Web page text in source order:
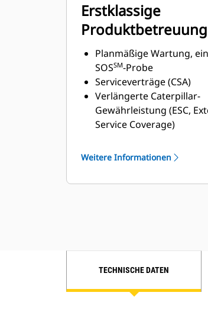
Erstklassige
globales Netz von
Händlern
Planmäßige Wartung,
SOSSM-Probe
Serviceverträge (CSA)
Verlängerte Caterpillar-
Gewährleistung (ESC,
Service Coverage)
Erweitertes
Service Distributor (ISD)
Weitere Informationen
TECHNISCHE DATEN